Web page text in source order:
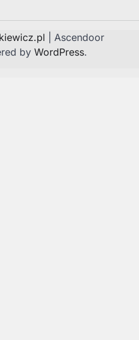
| Ascendoor
by WordPress.